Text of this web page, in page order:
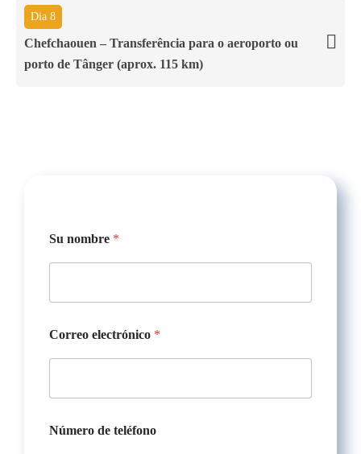
Dia 8
Chefchaouen – Transferência para o aeroporto ou
porto de Tânger (aprox. 115 km)
Su nombre *
Correo electrónico *
R
Número de teléfono